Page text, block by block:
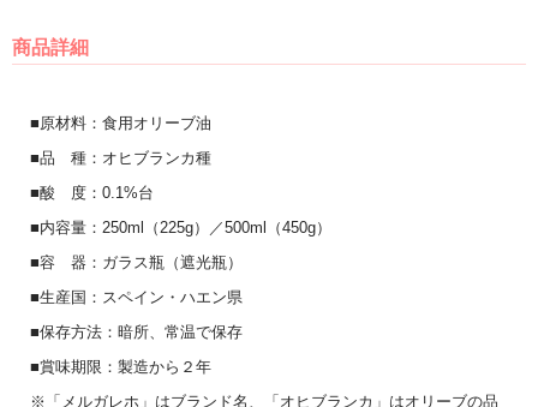
商品詳細
■原材料：食用オリーブ油
■品 種：オヒブランカ種
■酸 度：0.1%台
■内容量：250ml（225g）／500ml（450g）
■容 器：ガラス瓶（遮光瓶）
■生産国：スペイン・ハエン県
■保存方法：暗所、常温で保存
■賞味期限：製造から２年
※「メルガレホ」はブランド名、「オヒブランカ」はオリーブの品